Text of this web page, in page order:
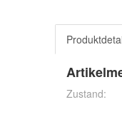
Zustand: